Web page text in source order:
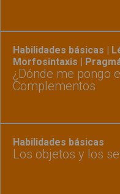
Habilidades básicas |
Morfosintaxis |
¿Dónde me pongo
Complementos
Habilidades básicas
Los objetos y los